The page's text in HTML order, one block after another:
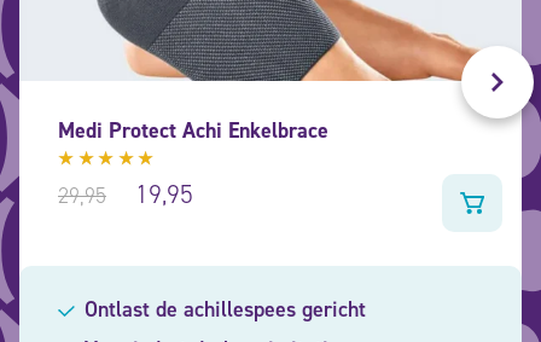
Medi Protect Achi Enkelbrace
Gewaardeerd
5.00 uit
29,95 19,95
Ontlast de achillespees gericht